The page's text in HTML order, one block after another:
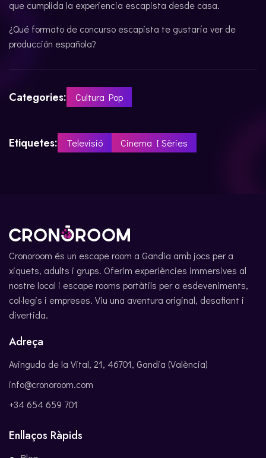
que cumplida la experiencia escapista desde casa.
¿Qué formato de concurso escapista te gustaría ver de
producción española?
Categories: Cultura Pop
Etiquetes: Televisió Cinema I Sèries
Cronoroom és un escape room a Gandia amb jocs per a
xiquets, adults i grups. Oferim experiències immersives al
nostre local i escape rooms portàtils per a esdeveniments,
col·legis i empreses. Viu una aventura original, desafiant i
divertida.
Adreça
Avinguda de la Vital, 21, 46701, Gandia (València)
info@cronoroom.com
+34 654 659 701
Enllaços Ràpids